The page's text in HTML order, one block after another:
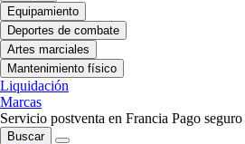
Equipamiento
Deportes de combate
Artes marciales
Mantenimiento físico
Liquidación
Marcas
Servicio postventa en Francia Pago seguro
Buscar